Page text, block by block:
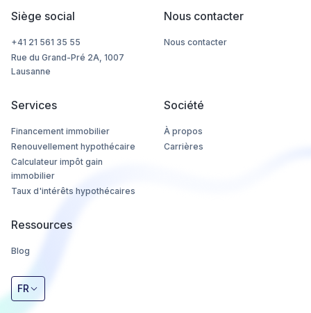
Siège social
+41 21 561 35 55
Rue du Grand-Pré 2A, 1007
Lausanne
Nous contacter
Nous contacter
Services
Financement immobilier
Renouvellement hypothécaire
Calculateur impôt gain
immobilier
Taux d'intérêts hypothécaires
Société
À propos
Carrières
Ressources
Blog
FR